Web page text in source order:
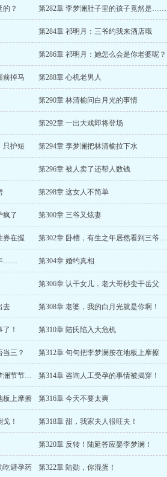
的？ 第282章 李梦澜肚子里的孩子竟然是……
第284章 祁明月：三爷约我来酒店哦
第286章 祁明月：她怎么会是你老婆呢？
前掉马 第288章 心机老男人
第290章 林清榆问白月光的事情
第292章 一出大戏即将登场
只护短 第294章 李梦澜把林清榆拉下水
第296章 被人卖了还帮人数钱
第298章 这女人不简单
疯了 第300章 三爷又炫妻
券在握 第302章 卧槽，有生之年居然看到三爷笑了！
…… 第304章 婚约真相
第306章 认干女儿，老大哥秒变干岳父
去 第308章 老婆，我的白月光就是你啊！
！ 第310章 陆氏陷入大危机
当三？ 第312章 句句把李梦澜按在地板上摩擦
第313章 陆老太气势全开，李梦澜节节溃败 第314章 咨询人工受孕的事情被揭穿！
板上摩擦 第316章 今天不要太爽
！ 第318章 甜，我家夫人很旺夫！
第320章 反转！陆延答应娶李梦澜！
吃避孕药 第322章 陆勋，你混蛋！